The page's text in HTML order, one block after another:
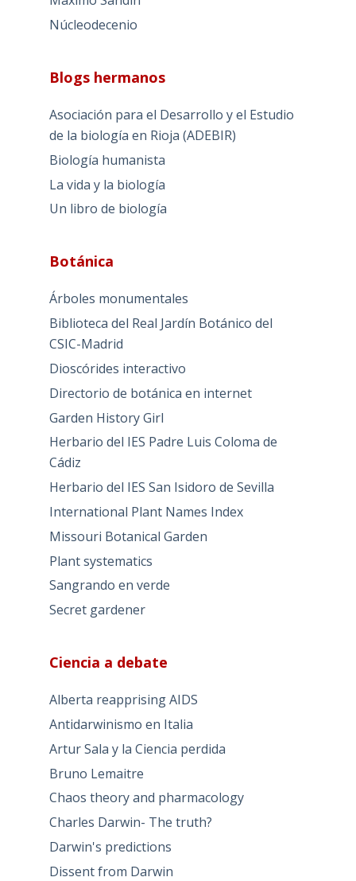
Núcleodecenio
Blogs hermanos
Asociación para el Desarrollo y el Estudio
de la biología en Rioja (ADEBIR)
Biología humanista
La vida y la biología
Un libro de biología
Botánica
Árboles monumentales
Biblioteca del Real Jardín Botánico del
CSIC-Madrid
Dioscórides interactivo
Directorio de botánica en internet
Garden History Girl
Herbario del IES Padre Luis Coloma de
Cádiz
Herbario del IES San Isidoro de Sevilla
International Plant Names Index
Missouri Botanical Garden
Plant systematics
Sangrando en verde
Secret gardener
Ciencia a debate
Alberta reapprising AIDS
Antidarwinismo en Italia
Artur Sala y la Ciencia perdida
Bruno Lemaitre
Chaos theory and pharmacology
Charles Darwin- The truth?
Darwin's predictions
Dissent from Darwin